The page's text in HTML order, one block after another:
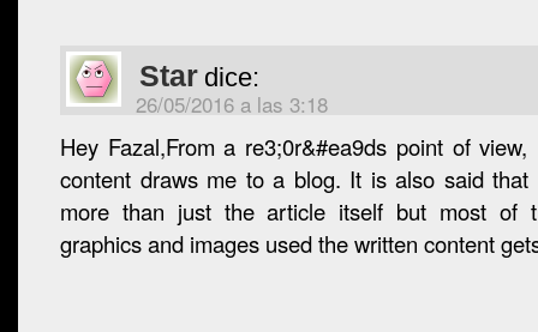
Star dice:
26/05/2016 a las 3:18
Hey Fazal,From a re3;0r&#ea9ds point of
content draws me to a blog. It is also said that
more than just the article itself but most of
graphics and images used the written content